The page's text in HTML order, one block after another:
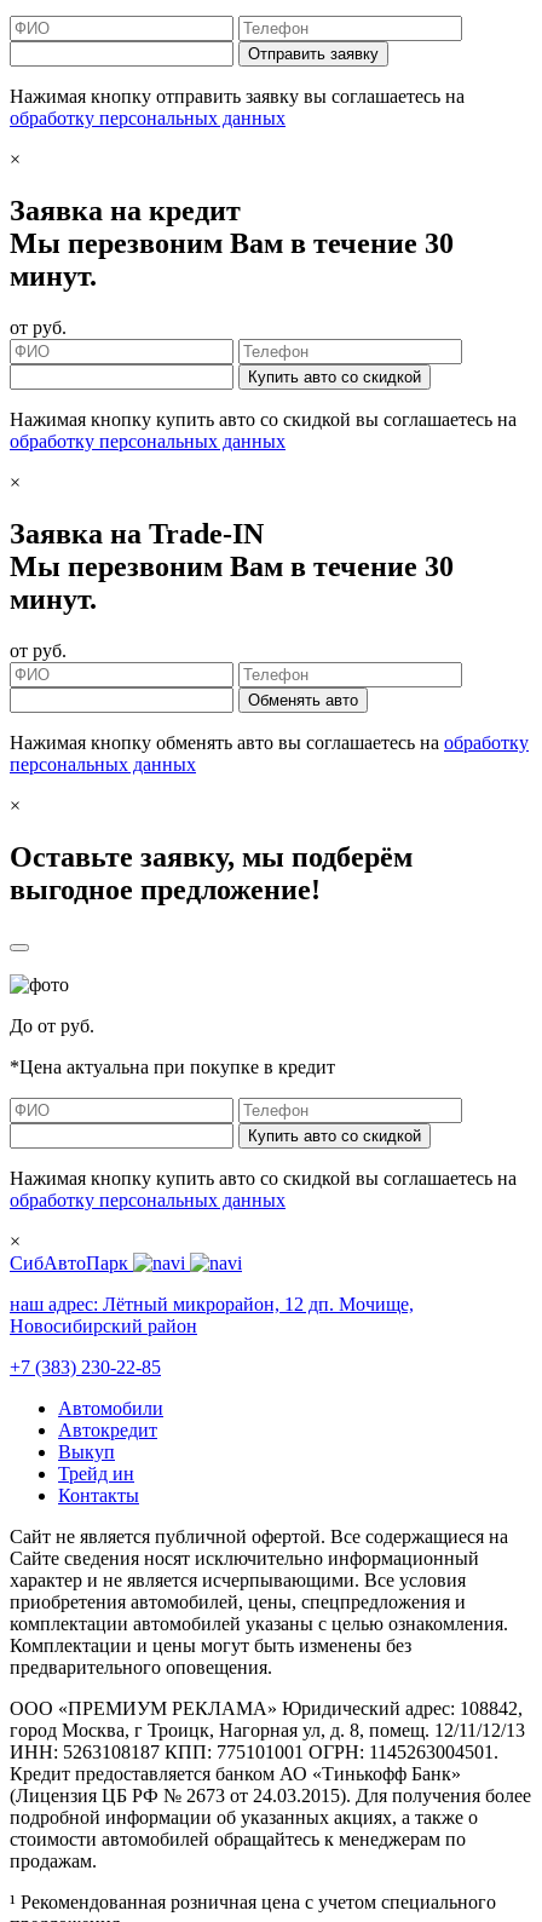
Отправить заявку
Нажимая кнопку отправить заявку вы соглашаетесь на
обработку персональных данных
×
Заявка на кредит
Мы перезвоним Вам в течение 30
минут.
от руб.
Купить авто со скидкой
Нажимая кнопку купить авто со скидкой вы соглашаетесь на
обработку персональных данных
×
Заявка на Trade-IN
Мы перезвоним Вам в течение 30
минут.
от руб.
Обменять авто
Нажимая кнопку обменять авто вы соглашаетесь на обработку
персональных данных
×
Оставьте заявку, мы подберём
выгодное предложение!
До от руб.
*Цена актуальна при покупке в кредит
Купить авто со скидкой
Нажимая кнопку купить авто со скидкой вы соглашаетесь на
обработку персональных данных
×
СибАвтоПарк
наш адрес: Лётный микрорайон, 12 дп. Мочище,
Новосибирский район
+7 (383) 230-22-85
Автомобили
Автокредит
Выкуп
Трейд ин
Контакты
Cайт не является публичной офертой. Все содержащиеся на
Сайте сведения носят исключительно информационный
характер и не является исчерпывающими. Все условия
приобретения автомобилей, цены, спецпредложения и
комплектации автомобилей указаны с целью ознакомления.
Комплектации и цены могут быть изменены без
предварительного оповещения.
ООО «ПРЕМИУМ РЕКЛАМА» Юридический адрес: 108842,
город Москва, г Троицк, Нагорная ул, д. 8, помещ. 12/11/12/13
ИНН: 5263108187 КПП: 775101001 ОГРН: 1145263004501.
Кредит предоставляется банком АО «Тинькофф Банк»
(Лицензия ЦБ РФ № 2673 от 24.03.2015). Для получения более
подробной информации об указанных акциях, а также о
стоимости автомобилей обращайтесь к менеджерам по
продажам.
¹ Рекомендованная розничная цена с учетом специального